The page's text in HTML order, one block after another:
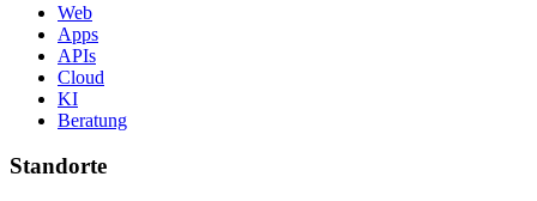
Web
Apps
APIs
Cloud
KI
Beratung
Standorte